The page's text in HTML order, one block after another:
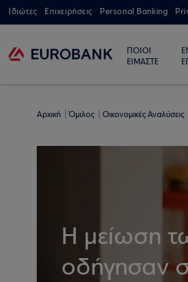
Ιδιώτες Επιχειρήσεις Personal Banking
ΠΟΙΟΙ
ΕΙΜΑΣΤΕ
Αρχική Όμιλος Οικονομικές Αναλύσεις
Η μείωση
οδήγησαν